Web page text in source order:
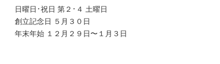
日曜日･祝日 第２･４ 土曜日
創立記念日 ５月３０日
年末年始 １２月２９日〜１月３日